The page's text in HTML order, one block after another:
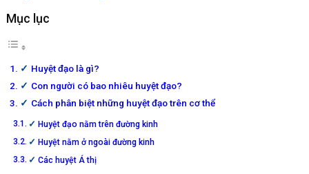
Mục lục
Huyệt đạo là gì?
Con người có bao nhiêu huyệt đạo?
Cách phân biệt những huyệt đạo trên cơ thể
Huyệt đạo nằm trên đường kinh
Huyệt nằm ở ngoài đường kinh
Các huyệt Á thị